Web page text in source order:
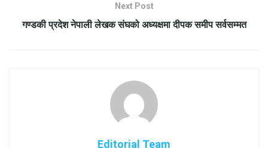
Next Post
गण्डकी प्रदेश नेपाली लेखक संघको अध्यक्षमा दीपक समीप सर्वसम्मत
Editorial Team